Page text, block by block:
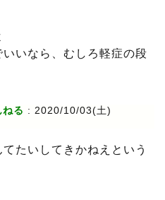
いなら、むしろ軽症の段
る : 2020/10/03(土)
たいしてきかねえという